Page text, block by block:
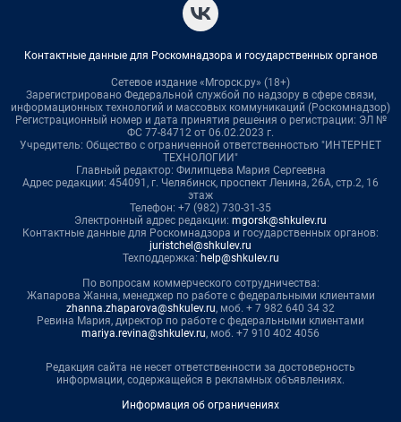
Контактные данные для Роскомнадзора и государственных органов
Сетевое издание «Мгорск.ру» (18+)
Зарегистрировано Федеральной службой по надзору в сфере связи,
информационных технологий и массовых коммуникаций (Роскомнадзор)
Регистрационный номер и дата принятия решения о регистрации: ЭЛ №
ФС 77-84712 от 06.02.2023 г.
Учредитель: Общество с ограниченной ответственностью "ИНТЕРНЕТ
ТЕХНОЛОГИИ"
Главный редактор: Филипцева Мария Сергеевна
Адрес редакции: 454091, г. Челябинск, проспект Ленина, 26А, стр.2, 16
этаж
Телефон: +7 (982) 730-31-35
Электронный адрес редакции: mgorsk@shkulev.ru
Контактные данные для Роскомнадзора и государственных органов:
juristchel@shkulev.ru
Техподдержка: help@shkulev.ru
По вопросам коммерческого сотрудничества:
Жапарова Жанна, менеджер по работе с федеральными клиентами
zhanna.zhaparova@shkulev.ru, моб. + 7 982 640 34 32
Ревина Мария, директор по работе с федеральными клиентами
mariya.revina@shkulev.ru, моб. +7 910 402 4056
Редакция сайта не несет ответственности за достоверность
информации, содержащейся в рекламных объявлениях.
Информация об ограничениях